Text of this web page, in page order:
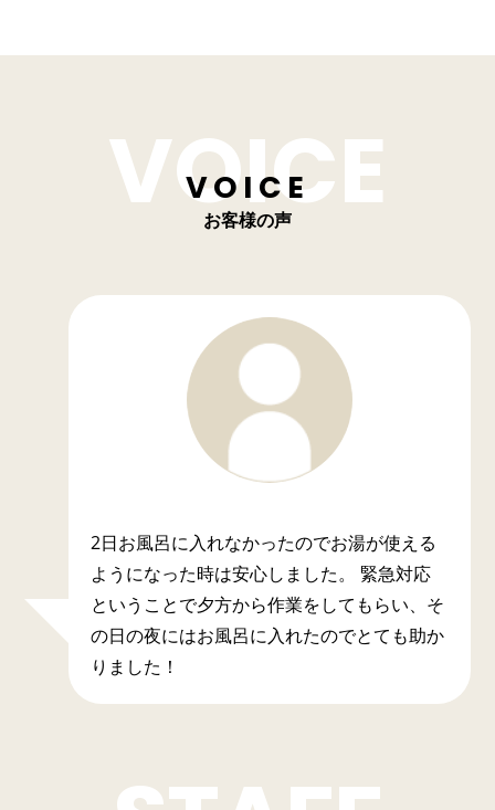
VOICE
お客様の声
2日お風呂に入れなかったのでお湯が使える
ようになった時は安心しました。 緊急対応
ということで夕方から作業をしてもらい、そ
の日の夜にはお風呂に入れたのでとても助か
りました！